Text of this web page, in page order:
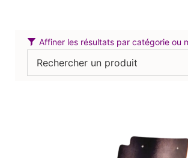
Affiner les résultats par catégorie ou